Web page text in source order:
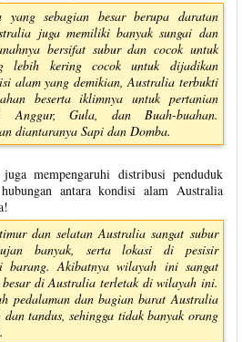
yang sebagian besar berupa daratan
juga memiliki banyak sungai dan
bersifat subur dan cocok untuk
lebih kering cocok untuk dijadikan
alam yang demikian, Australia terbukti
beserta iklimnya untuk pertanian
Anggur, Gula, dan Buah-buahan.
diantaranya Sapi dan Domba.
mempengaruhi distribusi penduduk
antara kondisi alam Australia
dan selatan Australia sangat subur
banyak, serta lokasi di pesisir
barang. Akibatnya wilayah ini sangat
besar di Australia terletak di wilayah ini.
pedalaman dan bagian barat Australia
tandus, sehingga tidak banyak orang